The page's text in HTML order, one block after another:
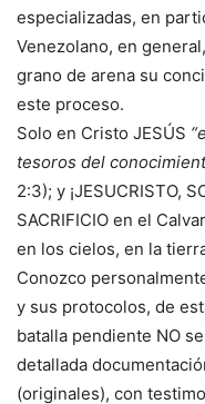
especializadas, en
Venezolano, en
grano de arena su
este proceso.
Solo en Cristo JESÚS
tesoros del
2:3); y ¡JESUCRISTO,
SACRIFICIO en el
en los cielos, en la
Conozco
y sus protocolos, de
batalla pendiente NO
detallada
(originales), con